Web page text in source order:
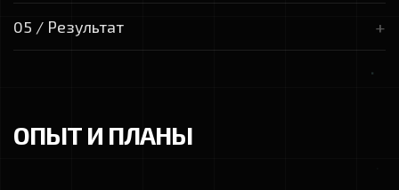
адаптива. Авторский надзор за версткой.
05 / Результат +
ОПЫТ И ПЛАНЫ